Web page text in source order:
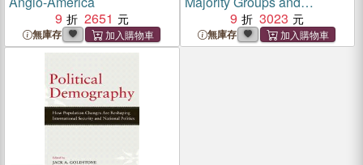
9
2651
無庫存
Dominant Minorities
9 3023
無庫存